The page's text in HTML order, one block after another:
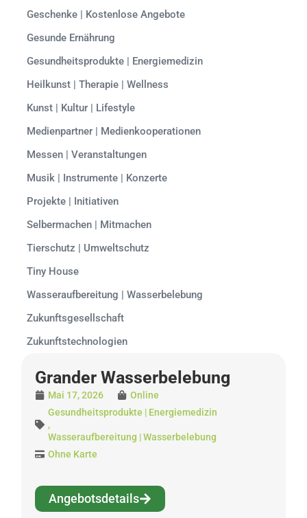
Geschenke | Kostenlose Angebote
Gesunde Ernährung
Gesundheitsprodukte | Energiemedizin
Heilkunst | Therapie | Wellness
Kunst | Kultur | Lifestyle
Medienpartner | Medienkooperationen
Messen | Veranstaltungen
Musik | Instrumente | Konzerte
Projekte | Initiativen
Selbermachen | Mitmachen
Tierschutz | Umweltschutz
Tiny House
Wasseraufbereitung | Wasserbelebung
Zukunftsgesellschaft
Zukunftstechnologien
Grander Wasserbelebung
Mai 17, 2026
Online
Gesundheitsprodukte | Energiemedizin
,
Wasseraufbereitung | Wasserbelebung
Ohne Karte
Angebotsdetails